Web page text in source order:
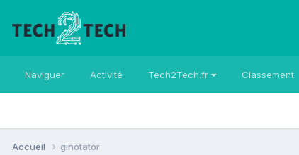
Naviguer Activité Tech2Tech.fr Classement
Accueil ginotator